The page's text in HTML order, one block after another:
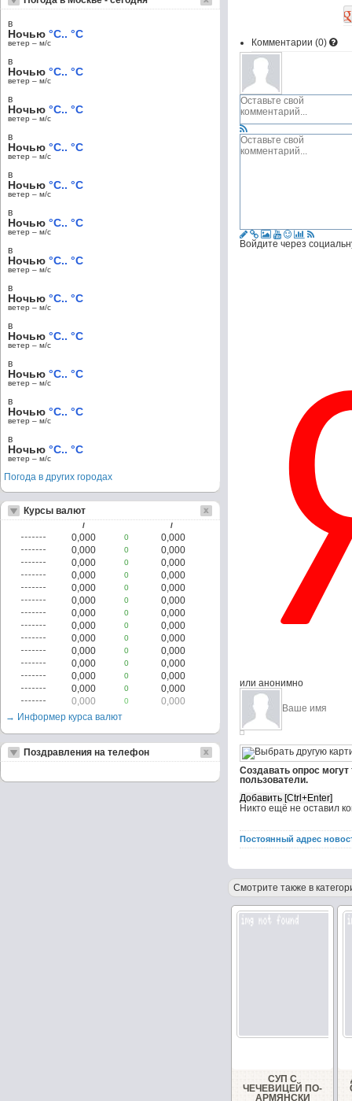
Комментарии (0)
Войдите через
или анонимно
Создавать опрос
пользователи.
Никто ещё не оставил
Постоянный адрес
Смотрите также в
СУП С
ЧЕЧЕВИЦЕЙ ПО-
АРМЯНСКИ
в
Ночью °C.. °C
ветер – м/c
в
Ночью °C.. °C
ветер – м/c
в
Ночью °C.. °C
ветер – м/c
в
Ночью °C.. °C
ветер – м/c
в
Ночью °C.. °C
ветер – м/c
в
Ночью °C.. °C
ветер – м/c
в
Ночью °C.. °C
ветер – м/c
в
Ночью °C.. °C
ветер – м/c
в
Ночью °C.. °C
ветер – м/c
в
Ночью °C.. °C
ветер – м/c
в
Ночью °C.. °C
ветер – м/c
в
Ночью °C.. °C
ветер – м/c
Погода в других городах
Курсы валют
/ /
0,000 0
0,000
0,000
0
0,000
0,000
0
0,000
0,000
0
0,000
0,000
0
0,000
0,000
0
0,000
0,000
0
0,000
0,000
0
0,000
0,000
0
0,000
0,000
0
0,000
0,000
0
0,000
0,000
0
0,000
0,000
0
0,000
0,000
0
0,000
→ Информер курса валют
Поздравления на телефон